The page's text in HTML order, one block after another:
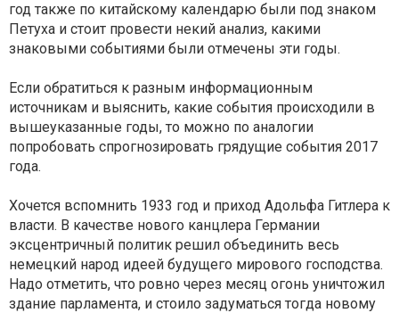
год также по китайскому календарю были под знаком
Петуха и стоит провести некий анализ, какими
знаковыми событиями были отмечены эти годы.
Если обратиться к разным информационным
источникам и выяснить, какие события происходили в
вышеуказанные годы, то можно по аналогии
попробовать спрогнозировать грядущие события 2017
года.
Хочется вспомнить 1933 год и приход Адольфа Гитлера к
власти. В качестве нового канцлера Германии
эксцентричный политик решил объединить весь
немецкий народ идеей будущего мирового господства.
Надо отметить, что ровно через месяц огонь уничтожил
здание парламента, и стоило задуматься тогда новому